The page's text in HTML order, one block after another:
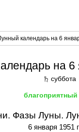
календарь на 6
на 6
♄ суббота
благоприятный
Фазы Луны.
6 января 1951